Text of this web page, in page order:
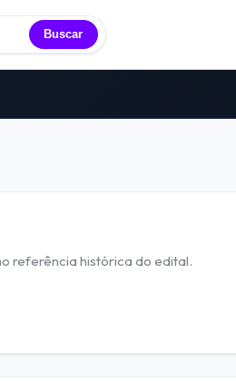
Buscar
referência histórica do edital.